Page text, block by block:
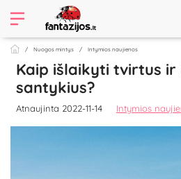
Nuogos mintys Intymios naujienos
Kaip išlaikyti tvirtus ir
santykius?
Atnaujinta 2022-11-14 Intymios